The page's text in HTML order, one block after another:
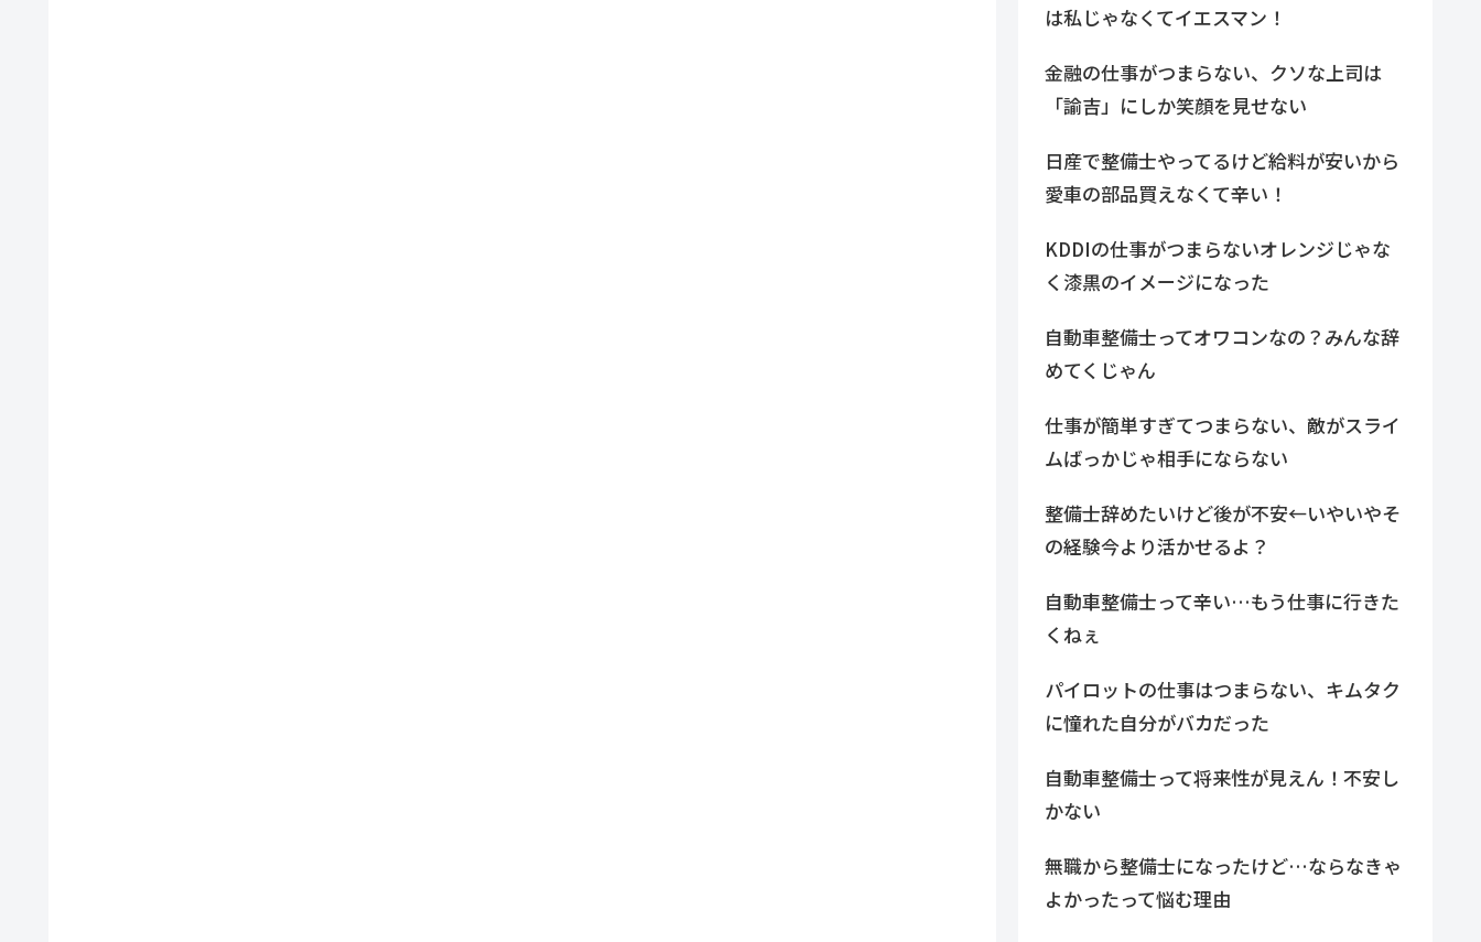
は私じゃなくてイエスマン！
金融の仕事がつまらない、クソな上司は
「諭吉」にしか笑顔を見せない
日産で整備士やってるけど給料が安いから
愛車の部品買えなくて辛い！
KDDIの仕事がつまらないオレンジじゃな
く漆黒のイメージになった
自動車整備士ってオワコンなの？みんな辞
めてくじゃん
仕事が簡単すぎてつまらない、敵がスライ
ムばっかじゃ相手にならない
整備士辞めたいけど後が不安←いやいやそ
の経験今より活かせるよ？
自動車整備士って辛い…もう仕事に行きた
くねぇ
パイロットの仕事はつまらない、キムタク
に憧れた自分がバカだった
自動車整備士って将来性が見えん！不安し
かない
無職から整備士になったけど…ならなきゃ
よかったって悩む理由